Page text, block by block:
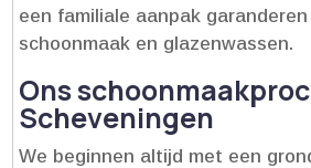
een familiale aanpak
schoonmaak en glazenwassen.​
Ons
Scheveningen
We beginnen altijd met een